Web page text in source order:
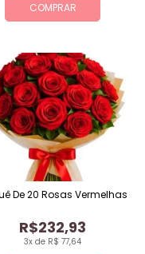
COMPRAR
3x de R$ 77,64
R$232,93
De 20 Rosas Vermelhas